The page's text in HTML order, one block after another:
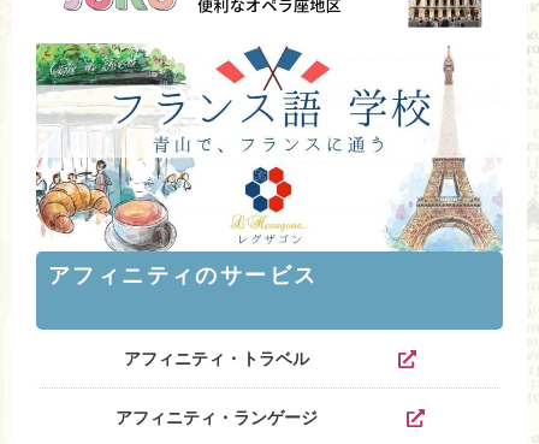
アフィニティのサービス
アフィニティ・トラベル
アフィニティ・ランゲージ